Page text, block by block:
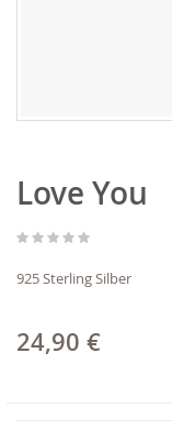
Anfang
der
springen
Love You
925 Sterling Silber
24,90 €